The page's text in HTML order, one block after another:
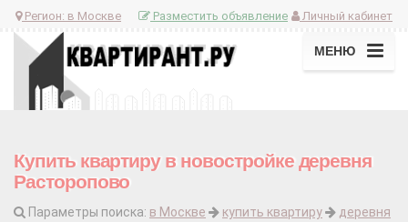
Регион: в Москве Личный кабинет
Разместить объявление
МЕНЮ
Купить квартиру в новостройке деревня
Расторопово
Параметры поиска: в Москве купить квартиру
деревня